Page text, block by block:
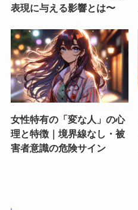
表現に与える影響とは〜
女性特有の「変な人」の心
理と特徴｜境界線なし・被
害者意識の危険サイン